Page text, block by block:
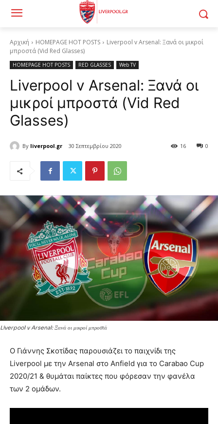
Αρχική HOMEPAGE HOT POSTS
Liverpool v Arsenal: Ξανά οι μικροί
μπροστά (Vid Red Glasses)
HOMEPAGE HOT POSTS RED GLASSES Web TV
Liverpool v Arsenal: Ξανά οι
μικροί μπροστά (Vid Red
Glasses)
By liverpool.gr 30 Σεπτεμβρίου 2020 0
16
Liverpool v Arsenal: Ξανά οι μικροί μπροστά
Ο Γιάννης Σκοτίδας παρουσιάζει το παιχνίδι της
Liverpool με την Arsenal στο Anfield για το Carabao Cup
2020/21 & θυμάται παίκτες που φόρεσαν την φανέλα
των 2 ομάδων.